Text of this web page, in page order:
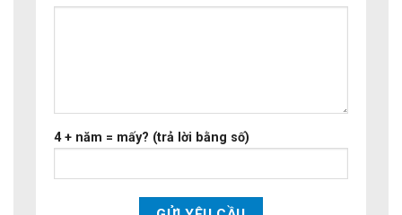
4 + năm = mấy? (trả lời bằng số)